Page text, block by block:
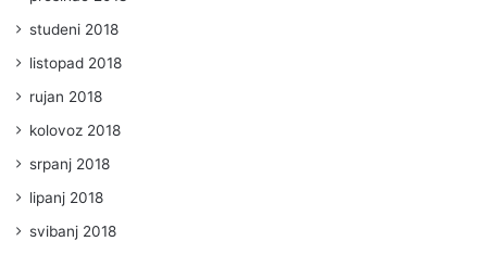
studeni 2018
listopad 2018
rujan 2018
kolovoz 2018
srpanj 2018
lipanj 2018
svibanj 2018